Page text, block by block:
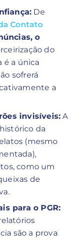
De
Contato
o
do
é a única
sofrerá
a
invisíveis: A
da
(mesmo
como um
de
para o PGR:
são a prova